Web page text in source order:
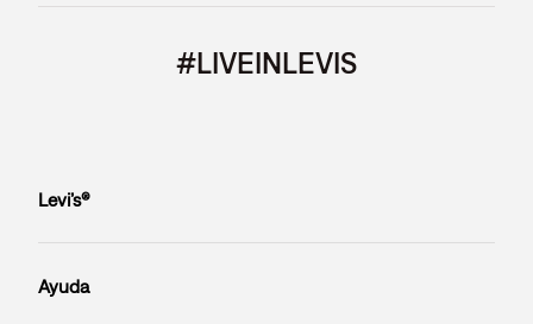
#LIVEINLEVIS
Levi’s®
Ayuda